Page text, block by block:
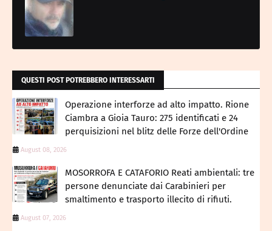
QUESTI POST POTREBBERO INTERESSARTI
Operazione interforze ad alto impatto. Rione
Ciambra a Gioia Tauro: 275 identificati e 24
perquisizioni nel blitz delle Forze dell'Ordine
August 08, 2026
MOSORROFA E CATAFORIO Reati ambientali: tre
persone denunciate dai Carabinieri per
smaltimento e trasporto illecito di rifiuti.
August 07, 2026